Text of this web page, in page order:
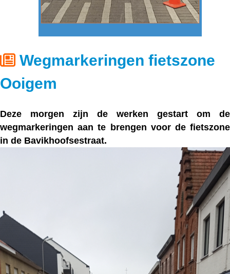
Wegmarkeringen fietszone
Ooigem
Deze morgen zijn de werken gestart om de
wegmarkeringen aan te brengen voor de fietszone
in de Bavikhoofsestraat.